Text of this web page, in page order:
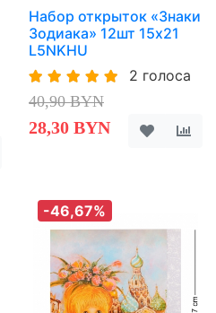
Набор открыток «Знаки
Зодиака» 12шт 15х21
L5NKHU
2 голоса
40,90 BYN
28,30 BYN
-46,67%